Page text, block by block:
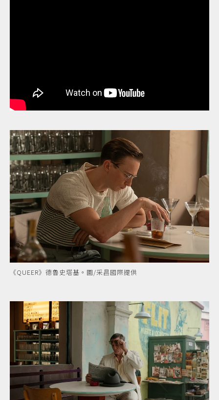
《QUEER》德魯史塔基。圖/采昌國際提供